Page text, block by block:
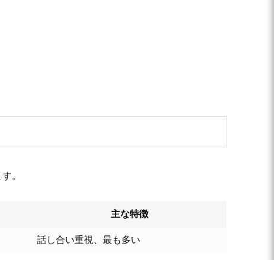
。
主な特徴
話し合い重視、最も多い